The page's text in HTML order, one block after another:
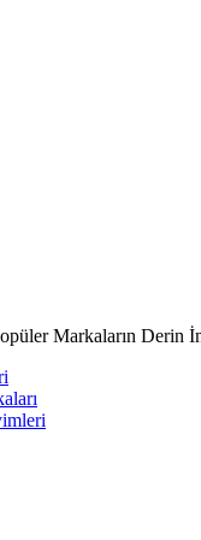
Markaların Derin